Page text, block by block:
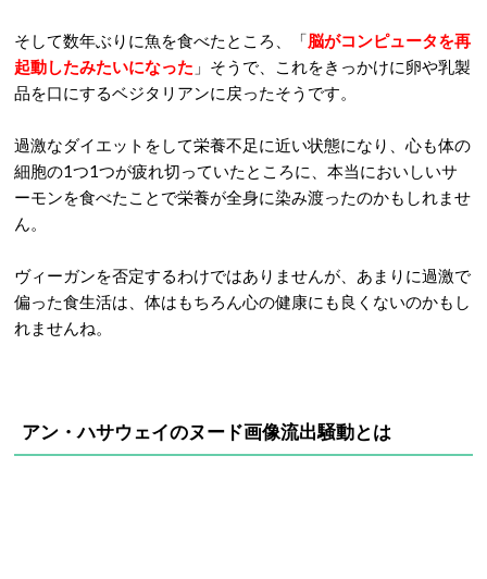
そして数年ぶりに魚を食べたところ、「脳がコンピュータを再
起動したみたいになった 」そうで、これをきっかけに卵や乳製
品を口にするベジタリアンに戻ったそうです。
過激なダイエットをして栄養不足に近い状態になり、心も体の
細胞の1つ1つが疲れ切っていたところに、本当においしいサ
ーモンを食べたことで栄養が全身に染み渡ったのかもしれませ
ん。
ヴィーガンを否定するわけではありませんが、あまりに過激で
偏った食生活は、体はもちろん心の健康にも良くないのかもし
れませんね。
アン・ハサウェイのヌード画像流出騒動とは